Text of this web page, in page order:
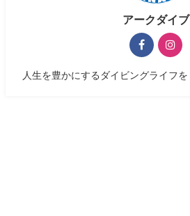
アークダイブ
人生を豊かにするダイビングライフを